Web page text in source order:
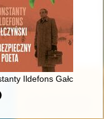
na 40-lecie
Ildefons Gałczyński
o historii polskich